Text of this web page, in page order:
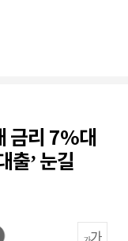
금리 7%대
출’ 눈길